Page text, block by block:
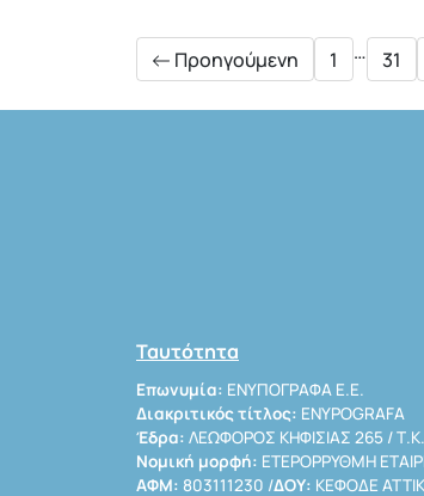
pagination
Προηγούμενη 1 … 31
Ταυτότητα
Επωνυμία: ΕΝΥΠΟΓΡΑΦΑ Ε.Ε.
Διακριτικός τίτλος: ENYPOGRAFA
Έδρα: ΛΕΩΦΟΡΟΣ ΚΗΦΙΣΙΑΣ 265 / Τ.Κ.
Νομική μορφή: ΕΤΕΡΟΡΡΥΘΜΗ
ΑΦΜ: 803111230 /ΔΟΥ: ΚΕΦΟΔΕ